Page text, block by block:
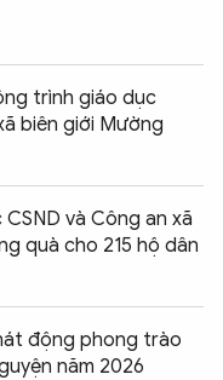
trình giáo dục
biên giới Mường
và Công an xã
quà cho 215 hộ dân
động phong trào
năm 2026